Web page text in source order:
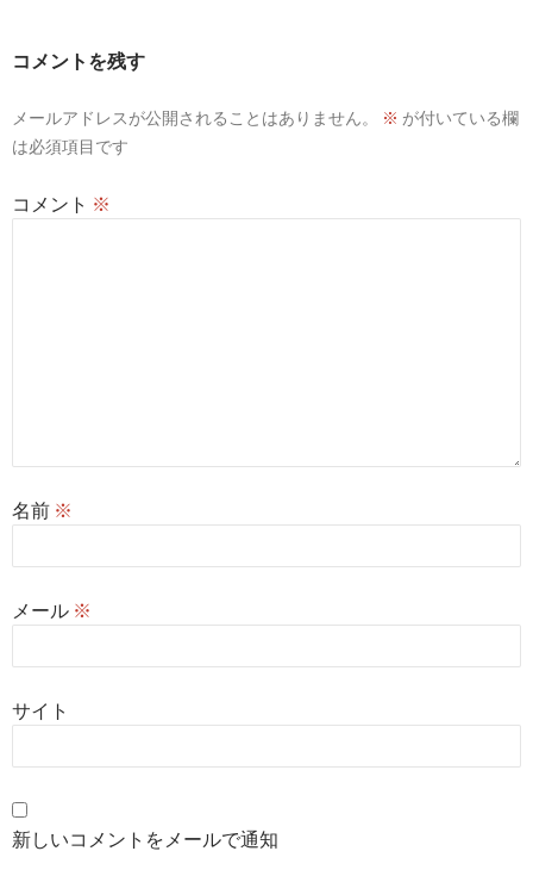
ョ
ン
コメントを残す
メールアドレスが公開されることはありません。 ※ が付いている欄
は必須項目です
コメント ※
名前 ※
メール ※
サイト
新しいコメントをメールで通知